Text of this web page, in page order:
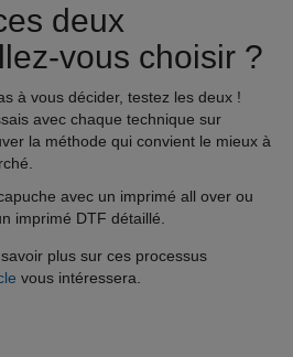
deux
vous choisir ?
à vous décider, testez les deux !
avec chaque technique sur
la méthode qui convient le mieux à
avec un imprimé all over ou
imprimé DTF détaillé.
plus sur ces processus
vous intéressera.